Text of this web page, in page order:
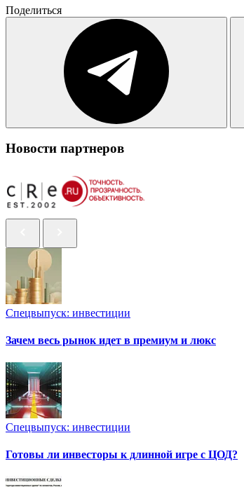
Поделиться
Новости партнеров
Спецвыпуск: инвестиции
Зачем весь рынок идет в премиум и люкс
Спецвыпуск: инвестиции
Готовы ли инвесторы к длинной игре с ЦОД?